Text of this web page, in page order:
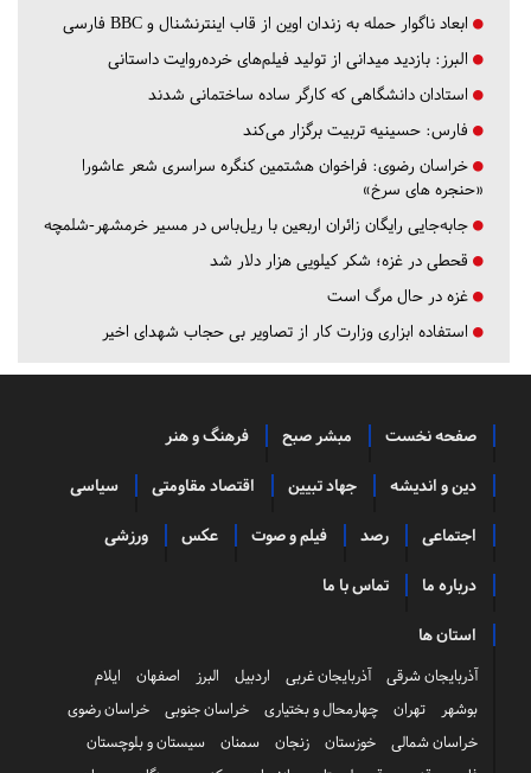
ابعاد ناگوار حمله به زندان اوین از قاب اینترنشنال و BBC فارسی
البرز: بازدید میدانی از تولید فیلم‌های خرده‌روایت داستانی
استادان دانشگاهی که کارگر ساده ساختمانی شدند
فارس: حسینیه تربیت برگزار می‌کند
خراسان رضوی: فراخوان هشتمین کنگره سراسری شعر عاشورا
«حنجره های سرخ»
جابه‌جایی رایگان زائران اربعین با ریل‌باس در مسیر خرمشهر-شلمچه
قحطی در غزه؛ شکر کیلویی هزار دلار شد
غزه در حال مرگ است
استفاده ابزاری وزارت کار از تصاویر بی حجاب شهدای اخیر
صفحه نخست مبشر صبح فرهنگ و هنر
دین و اندیشه جهاد تبیین اقتصاد مقاومتی سیاسی
اجتماعی رصد فیلم و صوت عکس ورزشی
درباره ما تماس با ما
استان ها
آذربایجان شرقی آذربایجان غربی اردبیل البرز اصفهان
ایلام
بوشهر
تهران چهارمحال و بختیاری خراسان جنوبی
خراسان رضوی
خراسان شمالی
خوزستان زنجان سمنان
سیستان و بلوچستان